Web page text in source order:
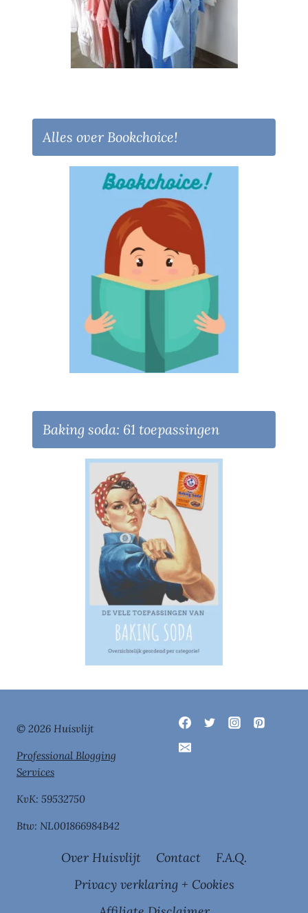
Alles over Bookchoice!
Baking soda: 61 toepassingen
© 2026 Huisvlijt
Professional Blogging
Services
KvK: 59532750
Btw: NL001866984B42
Over Huisvlijt Contact
F.A.Q.
Privacy verklaring + Cookies